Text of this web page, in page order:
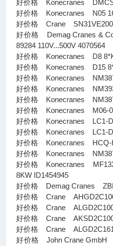
好价格 Konecranes
好价格 Konecranes N05
好价格 Crane SN31VE200
好价格 Demag Cranes &
89284 110V...500V 4070564
好价格 Konecranes D8
好价格 Konecranes D15
好价格 Konecranes
好价格 Konecranes
好价格 Konecranes
好价格 Konecranes M06-
好价格 Konecranes LC1-
好价格 Konecranes LC1-
好价格 Konecranes HCQ-
好价格 Konecranes
好价格 Konecranes
8KW ID1454945
好价格 Demag Cranes
好价格 Crane
好价格 Crane
好价格 Crane
好价格 Crane
好价格 John Crane GmbH